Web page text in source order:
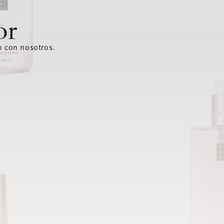
con nosotros.